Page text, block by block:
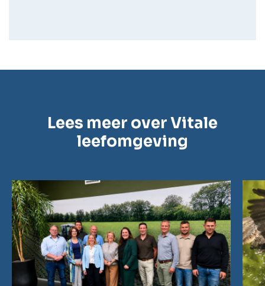
Lees meer over Vitale
leefomgeving